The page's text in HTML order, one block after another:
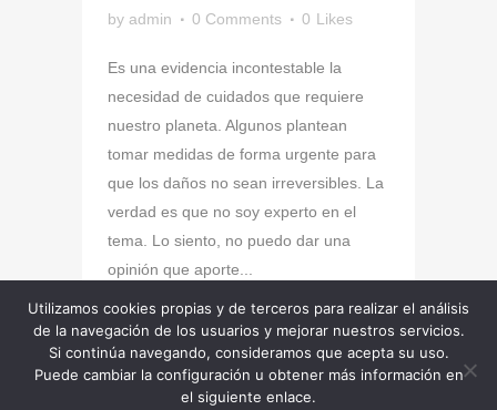
by admin 0 Comments 0 Likes
Es una evidencia incontestable la
necesidad de cuidados que requiere
nuestro planeta. Algunos plantean
tomar medidas de forma urgente para
que los daños no sean irreversibles. La
verdad es que no soy experto en el
tema. Lo siento, no puedo dar una
opinión que aporte...
Read More
Utilizamos cookies propias y de terceros para realizar el análisis
de la navegación de los usuarios y mejorar nuestros servicios.
Si continúa navegando, consideramos que acepta su uso.
Puede cambiar la configuración u obtener más información en
el siguiente enlace.